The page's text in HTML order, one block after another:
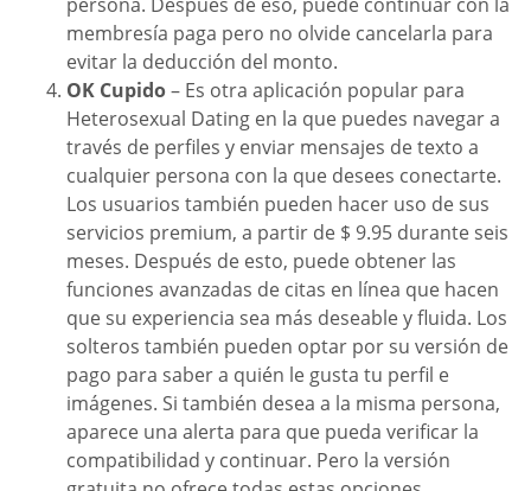
membresía paga pero no olvide cancelarla para
evitar la deducción del monto.
OK Cupido– Es otra aplicación popular para
Heterosexual Dating en la que puedes navegar a
través de perfiles y enviar mensajes de texto a
cualquier persona con la que desees conectarte.
Los usuarios también pueden hacer uso de sus
servicios premium, a partir de $ 9.95 durante seis
meses. Después de esto, puede obtener las
funciones avanzadas de citas en línea que hacen
que su experiencia sea más deseable y fluida. Los
solteros también pueden optar por su versión de
pago para saber a quién le gusta tu perfil e
imágenes. Si también desea a la misma persona,
aparece una alerta para que pueda verificar la
compatibilidad y continuar. Pero la versión